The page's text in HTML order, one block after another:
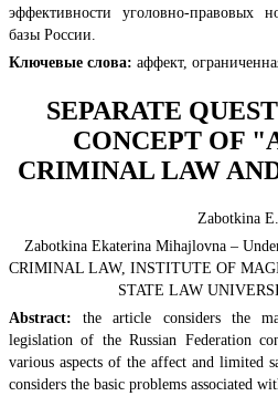
эффективности уголовно-правовых
базы России.
Ключевые слова: аффект,
SEPARATE
CONCEPT OF
CRIMINAL LAW
Zabotkina
Zabotkina Ekaterina Mihajlovna –
CRIMINAL LAW, INSTITUTE OF
STATE LAW
Abstract:the article considers the
legislation of the Russian Federation
various aspects of the affect and limited
considers the basic problems associated